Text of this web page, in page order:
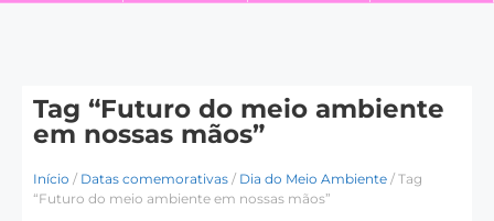
Tag “Futuro do meio ambiente
em nossas mãos”
Início / Datas comemorativas / Dia do Meio Ambiente / Tag
“Futuro do meio ambiente em nossas mãos”